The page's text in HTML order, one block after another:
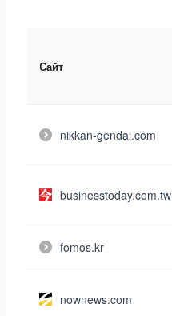
Сайт
nikkan-gendai.com
businesstoday.com.tw
fomos.kr
nownews.com